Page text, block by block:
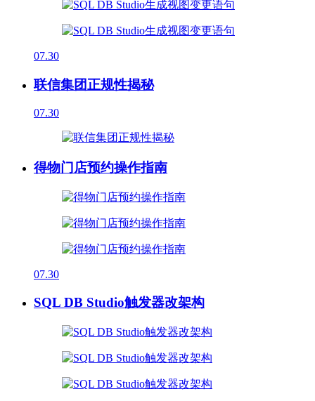
07.30
联信集团正规性揭秘
07.30
得物门店预约操作指南
07.30
SQL DB Studio触发器改架构